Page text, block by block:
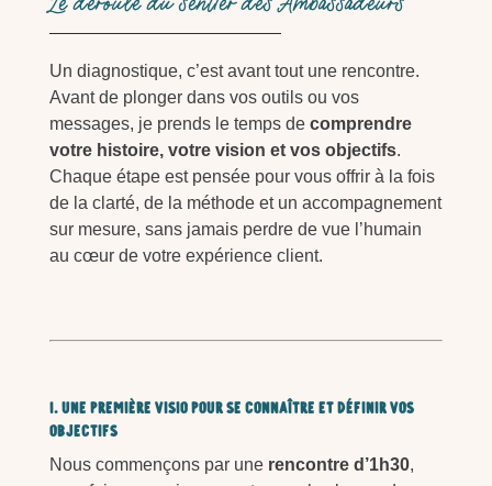
Un diagnostique, c’est avant tout une rencontre.
Avant de plonger dans vos outils ou vos
messages, je prends le temps de comprendre
votre histoire, votre vision et vos objectifs.
Chaque étape est pensée pour vous offrir à la fois
de la clarté, de la méthode et un accompagnement
sur mesure, sans jamais perdre de vue l’humain
au cœur de votre expérience client.
1. Une première visio pour se connaître et définir vos
objectifs
Nous commençons par une rencontre d’1h30,